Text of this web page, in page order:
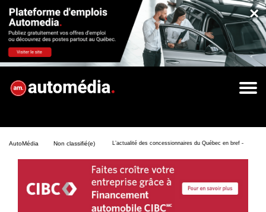
×
AutoMédia Non classifié(e) L’actualité des concessionnaires du Québec en bref –